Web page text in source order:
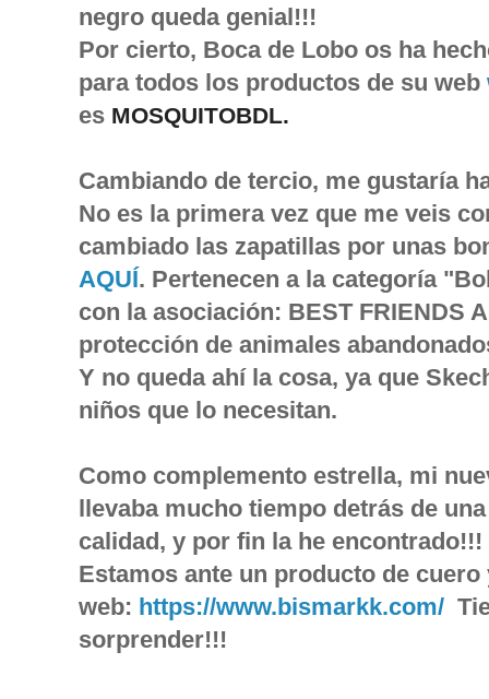
negro queda genial!!!
Por cierto, Boca de Lobo os ha
para todos los productos de su web
es MOSQUITOBDL.
Cambiando de tercio, me gustaría
No es la primera vez que me veis
cambiado las zapatillas por unas
AQUÍ. Pertenecen a la categoría
con la asociación: BEST FRIENDS
protección de animales
Y no queda ahí la cosa, ya que
niños que lo necesitan.
Como complemento estrella, mi
llevaba mucho tiempo detrás de
calidad, y por fin la he encontrado!!!
Estamos ante un producto de
web: https://www.bismarkk.com/
sorprender!!!